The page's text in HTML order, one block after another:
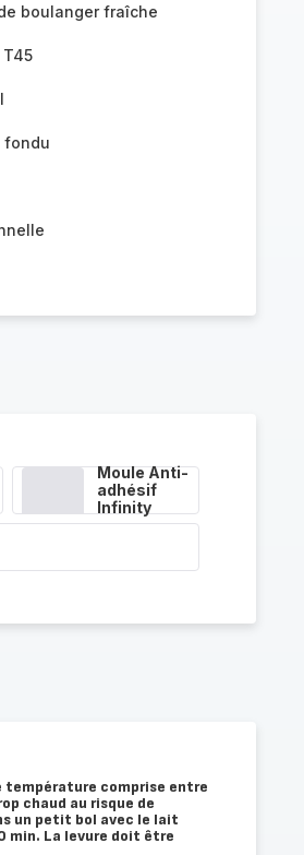
boulanger fraîche
T45
fondu
Moule Anti-
adhésif
Infinity
comprise entre
chaud au risque de
un petit bol avec le lait
min. La levure doit être